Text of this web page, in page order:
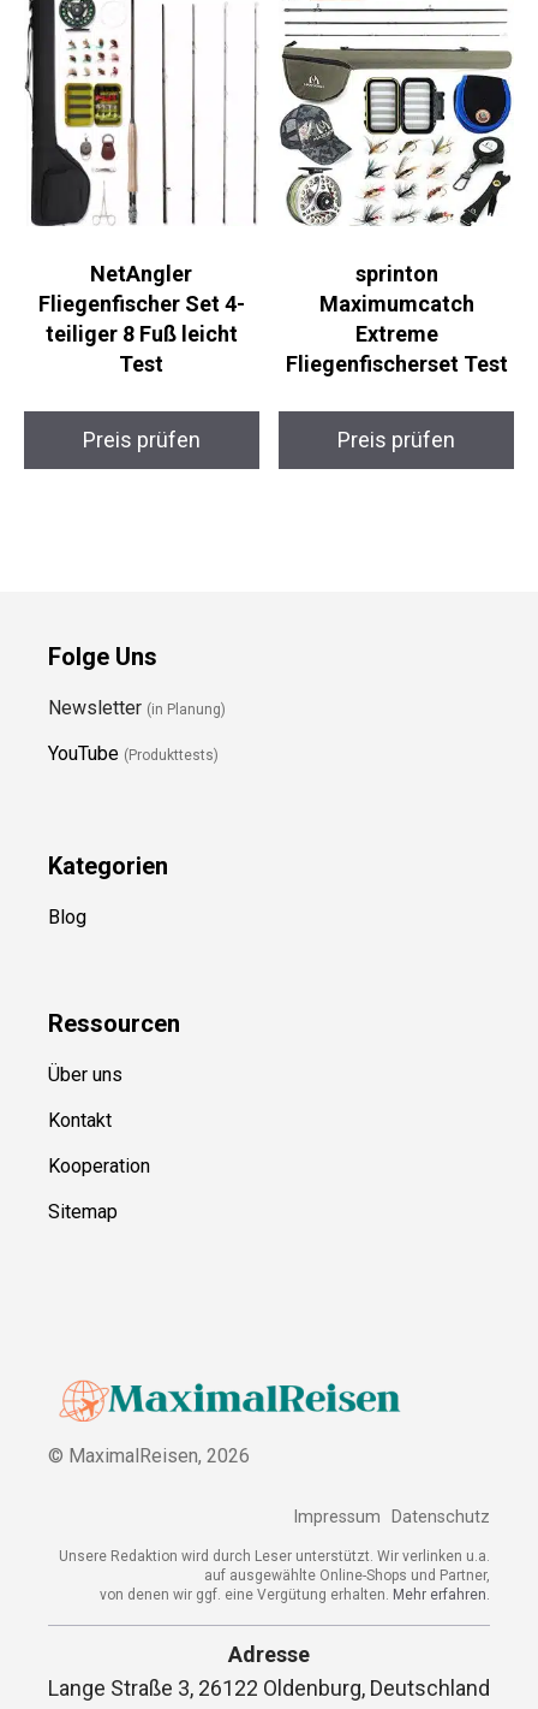
NetAngler
Fliegenfischer Set 4-
teiliger 8 Fuß leicht
Test
Preis prüfen
sprinton
Maximumcatch
Extreme
Fliegenfischerset Test
Preis prüfen
Folge Uns
Newsletter (in Planung)
YouTube (Produkttests)
Kategorien
Blog
Ressourcen
Über uns
Kontakt
Kooperation
Sitemap
© MaximalReisen, 2026
Impressum Datenschutz
Unsere Redaktion wird durch Leser unterstützt. Wir verlinken u.a.
auf ausgewählte Online-Shops und Partner,
von denen wir ggf. eine Vergütung erhalten. Mehr erfahren.
Adresse
Lange Straße 3, 26122 Oldenburg, Deutschland